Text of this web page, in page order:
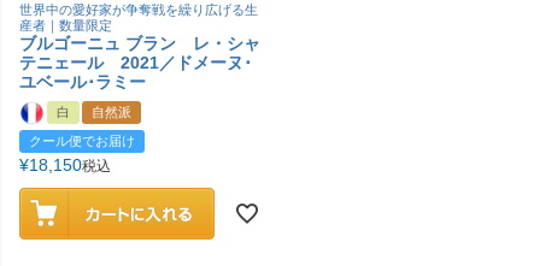
世界中の愛好家が争奪戦を繰り広げる生
産者｜数量限定
ブルゴーニュ ブラン レ・シャ
テニェール 2021／ドメーヌ･
ユベール･ラミー
白
自然派
クール便でお届け
¥18,150税込